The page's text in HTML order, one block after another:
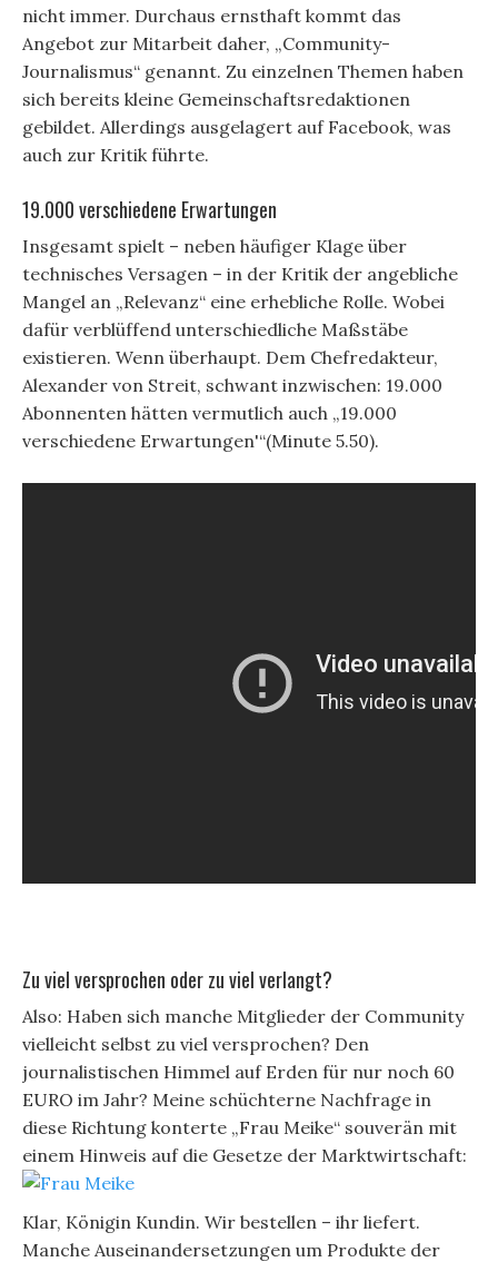
nicht immer. Durchaus ernsthaft kommt das
Angebot zur Mitarbeit daher, „Community-
Journalismus“ genannt. Zu einzelnen Themen haben
sich bereits kleine Gemeinschaftsredaktionen
gebildet. Allerdings ausgelagert auf Facebook, was
auch zur Kritik führte.
19.000 verschiedene Erwartungen
Insgesamt spielt – neben häufiger Klage über
technisches Versagen – in der Kritik der angebliche
Mangel an „Relevanz“ eine erhebliche Rolle. Wobei
dafür verblüffend unterschiedliche Maßstäbe
existieren. Wenn überhaupt. Dem Chefredakteur,
Alexander von Streit, schwant inzwischen: 19.000
Abonnenten hätten vermutlich auch „19.000
verschiedene Erwartungen'“(Minute 5.50).
Zu viel versprochen oder zu viel verlangt?
Also: Haben sich manche Mitglieder der Community
vielleicht selbst zu viel versprochen? Den
journalistischen Himmel auf Erden für nur noch 60
EURO im Jahr? Meine schüchterne Nachfrage in
diese Richtung konterte „Frau Meike“ souverän mit
einem Hinweis auf die Gesetze der Marktwirtschaft:
Klar, Königin Kundin. Wir bestellen – ihr liefert.
Manche Auseinandersetzungen um Produkte der